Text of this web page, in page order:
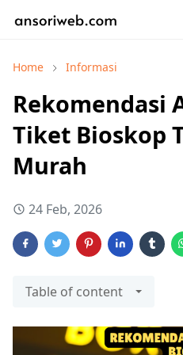
Home Informasi
Rekomendasi
Tiket Bioskop
Murah
24 Feb, 2026
Table of content